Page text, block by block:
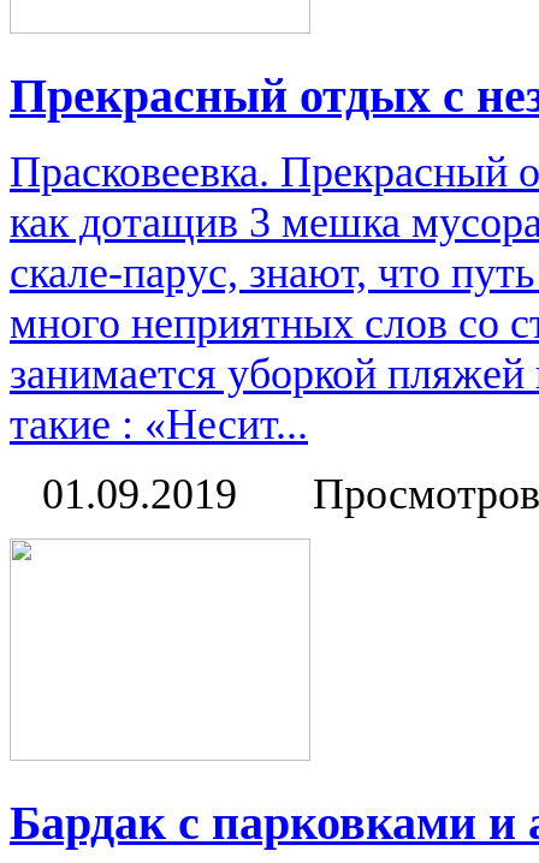
Прекрасный отдых с
Прасковеевка.
как дотащив 3 мешка
скале-парус, знают, что
много неприятных слов со
занимается уборкой
такие : «Несит...
01.09.2019
Бардак с парковками и